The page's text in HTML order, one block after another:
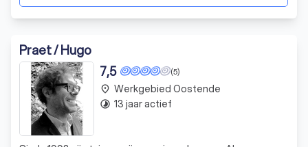
Praet / Hugo
(5)
7,5
place Werkgebied Oostende
timelapse 13 jaar actief